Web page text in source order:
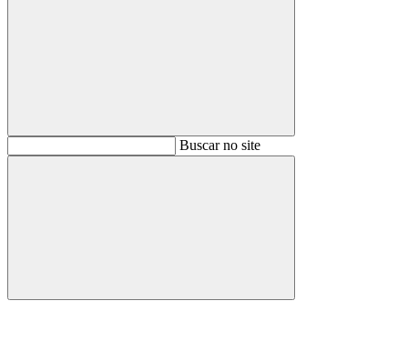
BuscarBuscar no site
Buscar